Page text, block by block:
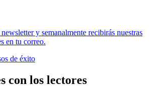
y semanalmente recibirás nuestras
en tu correo.
de éxito
con los lectores